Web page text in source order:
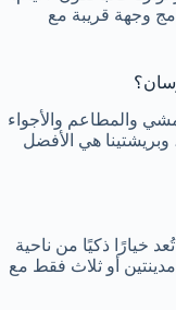
أو دمج وجهة قريبة مع
والمطاعم والأجواء
وبريشتينا هي الأفضل
خيارًا ذكيًا من ناحية
مدينتين أو ثلاث فقط مع